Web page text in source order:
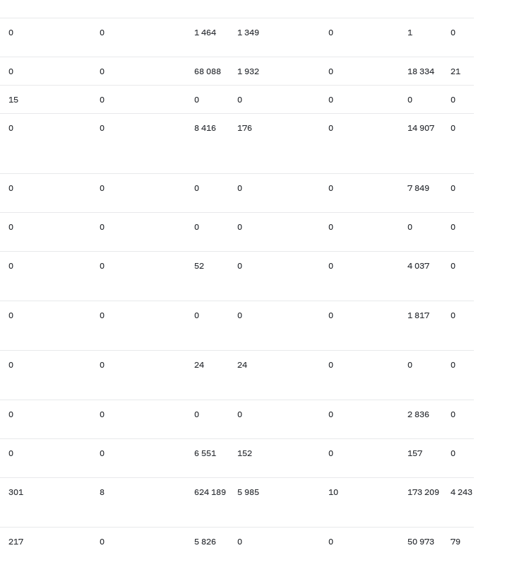
0 0 1 464 1 349 0 1 0
0 0 68 088 1 932 0 18 334 21
15 0 0 0 0 0 0
0 0 8 416 176 0 14 907 0
0 0 0 0 0 7 849 0
0 0 0 0 0 0 0
0 0 52 0 0 4 037 0
0 0 0 0 0 1 817 0
0 0 24 24 0 0 0
0 0 0 0 0 2 836 0
0 0 6 551 152 0 157 0
301 8 624 189 5 985 10 173 209 4 243
217 0 5 826 0 0 50 973 79